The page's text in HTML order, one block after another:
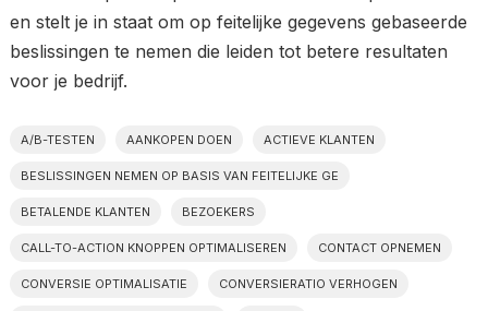
en stelt je in staat om op feitelijke gegevens gebaseerde
beslissingen te nemen die leiden tot betere resultaten
voor je bedrijf.
A/B-TESTEN AANKOPEN DOEN ACTIEVE KLANTEN
BESLISSINGEN NEMEN OP BASIS VAN FEITELIJKE GE
BETALENDE KLANTEN BEZOEKERS
CALL-TO-ACTION KNOPPEN OPTIMALISEREN CONTACT OPNEMEN
CONVERSIE OPTIMALISATIE CONVERSIERATIO VERHOGEN